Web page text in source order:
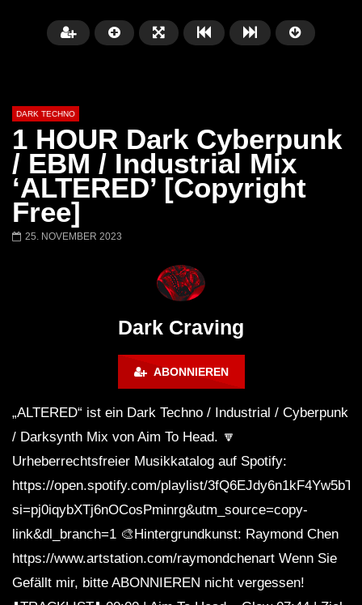
Später
01:29:06
FANTASM @ BLACKWORKS
WEEKEND FESTIVAL –
DARK TECHNO
1 HOUR Dark Cyberpunk
/ EBM / Industrial Mix
‘ALTERED’ [Copyright
Free]
25. NOVEMBER 2023
Dark Craving
ABONNIEREN
„ALTERED“ ist ein Dark Techno / Industrial / Cyberpunk
/ Darksynth Mix von Aim To Head. 🔽
Urheberrechtsfreier Musikkatalog auf Spotify:
https://open.spotify.com/playlist/
si=pj0iqybXTj6nOCosPminrg&utm_source=copy-
link&dl_branch=1 🎨Hintergrundkunst: Raymond Chen
https://www.artstation.com/raymondchenart Wenn Sie
Gefällt mir, bitte ABONNIEREN nicht vergessen!